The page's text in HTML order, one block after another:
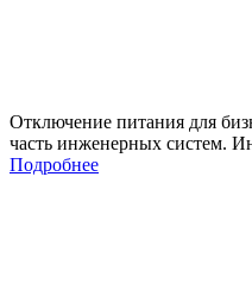
Отключение питания для
часть инженерных систем.
Подробнее